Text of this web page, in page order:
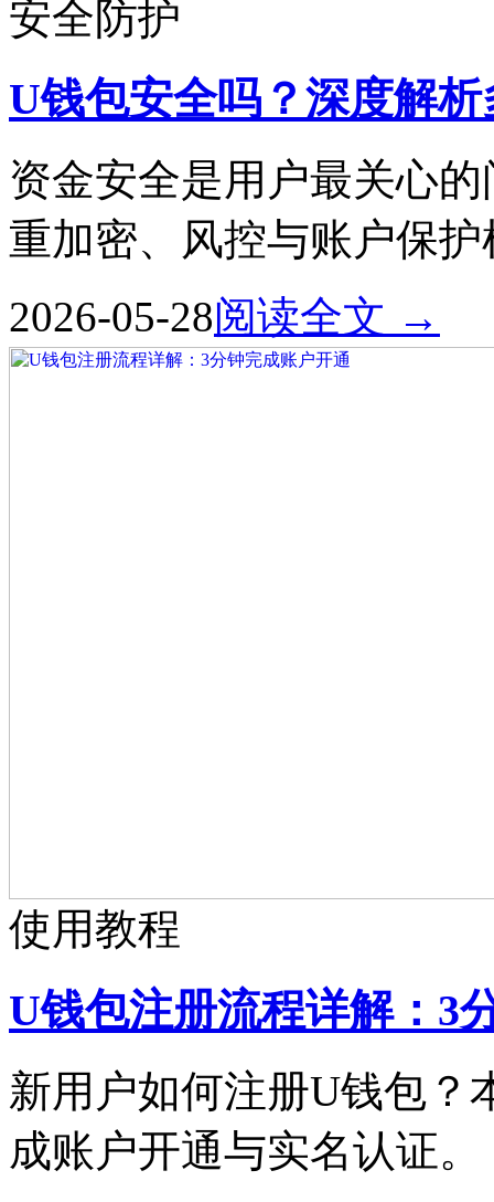
安全防护
U钱包安全吗？深度解
资金安全是用户最关心
重加密、风控与账户保
2026-05-28阅读全文 →
使用教程
U钱包注册流程详解：
新用户如何注册U钱包？
成账户开通与实名认证。